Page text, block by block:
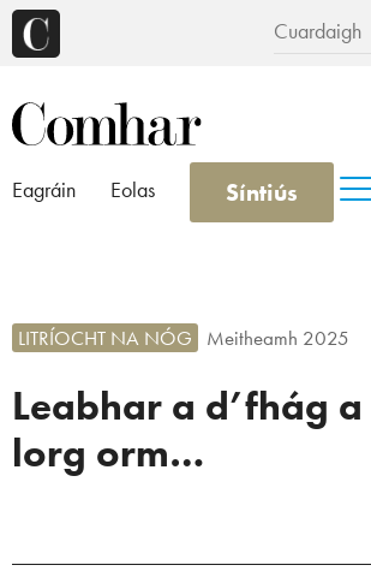
Eagráin Eolas Síntiús
Leabhar a d’fhág a
lorg orm…
LITRÍOCHT NA NÓG Meitheamh 2025